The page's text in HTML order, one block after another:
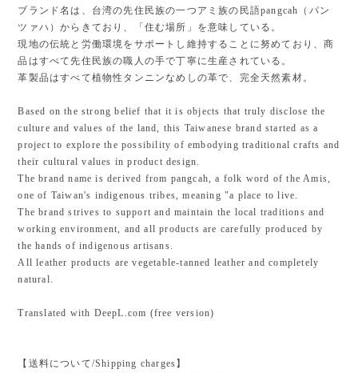
ブランド名は、台湾の先住民族の一つアミ族の民語pangcah（パン
ツァハ）からきており、「住む場所」を意味している。
現地の伝統と労働環境をサポートし維持することに努めており、商
品はすべて先住民族の職人の手で丁寧に生産されている。
革製品はすべて植物性タンニンなめしの革で、完全天然素材。
Based on the strong belief that it is objects that truly disclose the
culture and values of the land, this Taiwanese brand started as a
project to explore the possibility of embodying traditional crafts and
their cultural values in product design.
The brand name is derived from pangcah, a folk word of the Amis,
one of Taiwan's indigenous tribes, meaning "a place to live.
The brand strives to support and maintain the local traditions and
working environment, and all products are carefully produced by
the hands of indigenous artisans.
All leather products are vegetable-tanned leather and completely
natural.
Translated with DeepL.com (free version)
【送料について/Shipping charges】